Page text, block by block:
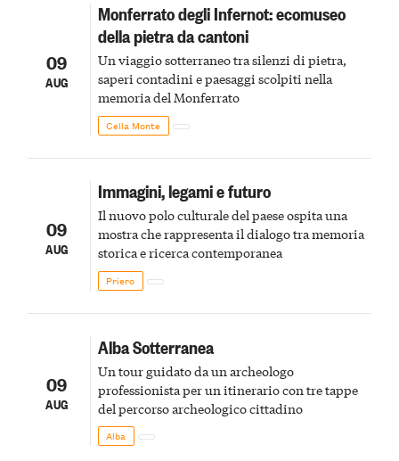
09
AUG
Monferrato degli Infernot: ecomuseo
della pietra da cantoni
Un viaggio sotterraneo tra silenzi di pietra,
saperi contadini e paesaggi scolpiti nella
memoria del Monferrato
Cella Monte
09
AUG
Immagini, legami e futuro
Il nuovo polo culturale del paese ospita una
mostra che rappresenta il dialogo tra memoria
storica e ricerca contemporanea
Priero
09
AUG
Alba Sotterranea
Un tour guidato da un archeologo
professionista per un itinerario con tre tappe
del percorso archeologico cittadino
Alba